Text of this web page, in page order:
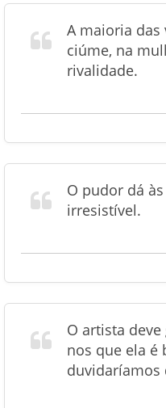
A maioria das
ciúme, na
rivalidade.
O pudor dá
irresistível.
O artista
nos que ela é
duvidaríamos